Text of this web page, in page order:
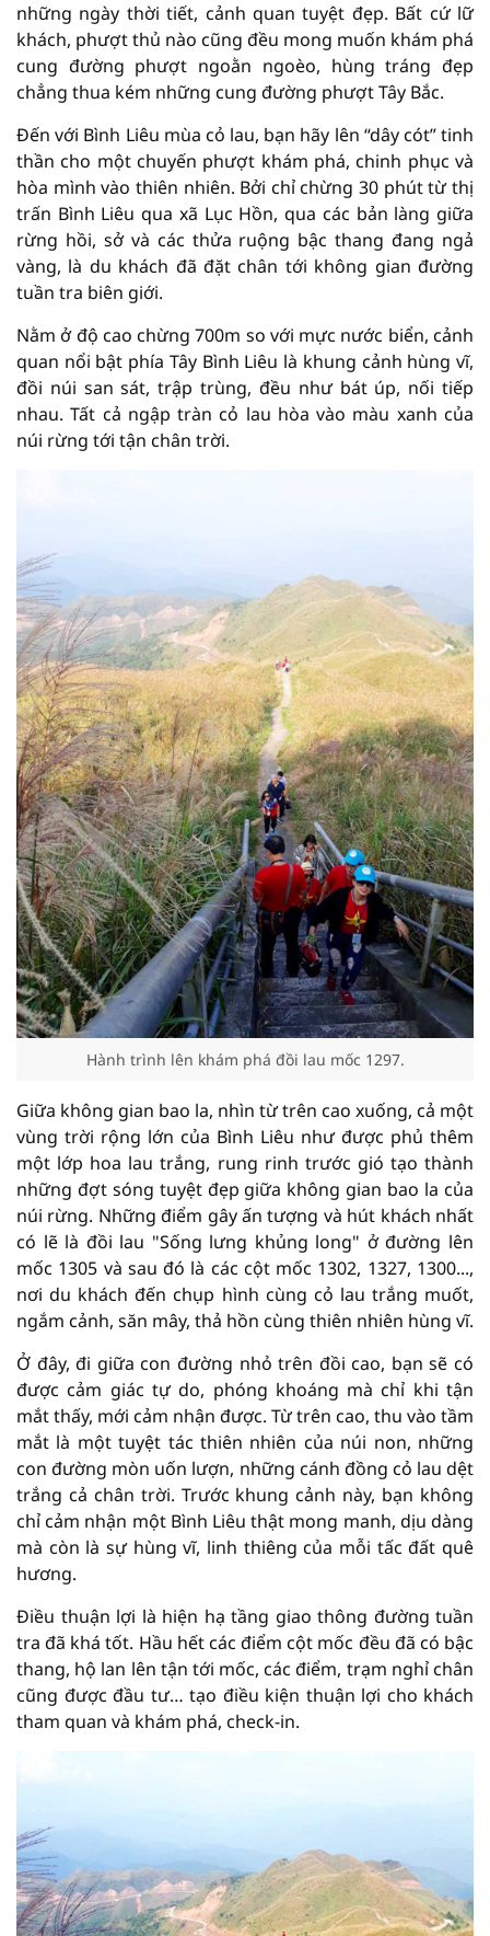
những ngày thời tiết, cảnh quan tuyệt đẹp. Bất cứ lữ
khách, phượt thủ nào cũng đều mong muốn khám phá
cung đường phượt ngoằn ngoèo, hùng tráng đẹp
chẳng thua kém những cung đường phượt Tây Bắc.
Đến với Bình Liêu mùa cỏ lau, bạn hãy lên “dây cót” tinh
thần cho một chuyến phượt khám phá, chinh phục và
hòa mình vào thiên nhiên. Bởi chỉ chừng 30 phút từ thị
trấn Bình Liêu qua xã Lục Hồn, qua các bản làng giữa
rừng hồi, sở và các thửa ruộng bậc thang đang ngả
vàng, là du khách đã đặt chân tới không gian đường
tuần tra biên giới.
Nằm ở độ cao chừng 700m so với mực nước biển, cảnh
quan nổi bật phía Tây Bình Liêu là khung cảnh hùng vĩ,
đồi núi san sát, trập trùng, đều như bát úp, nối tiếp
nhau. Tất cả ngập tràn cỏ lau hòa vào màu xanh của
núi rừng tới tận chân trời.
Hành trình lên khám phá đồi lau mốc 1297.
Giữa không gian bao la, nhìn từ trên cao xuống, cả một
vùng trời rộng lớn của Bình Liêu như được phủ thêm
một lớp hoa lau trắng, rung rinh trước gió tạo thành
những đợt sóng tuyệt đẹp giữa không gian bao la của
núi rừng. Những điểm gây ấn tượng và hút khách nhất
có lẽ là đồi lau "Sống lưng khủng long" ở đường lên
mốc 1305 và sau đó là các cột mốc 1302, 1327, 1300...,
nơi du khách đến chụp hình cùng cỏ lau trắng muốt,
ngắm cảnh, săn mây, thả hồn cùng thiên nhiên hùng vĩ.
Ở đây, đi giữa con đường nhỏ trên đồi cao, bạn sẽ có
được cảm giác tự do, phóng khoáng mà chỉ khi tận
mắt thấy, mới cảm nhận được. Từ trên cao, thu vào tầm
mắt là một tuyệt tác thiên nhiên của núi non, những
con đường mòn uốn lượn, những cánh đồng cỏ lau dệt
trắng cả chân trời. Trước khung cảnh này, bạn không
chỉ cảm nhận một Bình Liêu thật mong manh, dịu dàng
mà còn là sự hùng vĩ, linh thiêng của mỗi tấc đất quê
hương.
Điều thuận lợi là hiện hạ tầng giao thông đường tuần
tra đã khá tốt. Hầu hết các điểm cột mốc đều đã có bậc
thang, hộ lan lên tận tới mốc, các điểm, trạm nghỉ chân
cũng được đầu tư… tạo điều kiện thuận lợi cho khách
tham quan và khám phá, check-in.